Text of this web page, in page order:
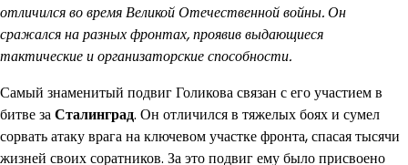
отличился во время Великой Отечественной войны. Он
сражался на разных фронтах, проявив выдающиеся
тактические и организаторские способности.
Самый знаменитый подвиг Голикова связан с его участием в
битве заСталинград. Он отличился в тяжелых боях и сумел
сорвать атаку врага на ключевом участке фронта, спасая тысячи
жизней своих соратников. За это подвиг ему было присвоено